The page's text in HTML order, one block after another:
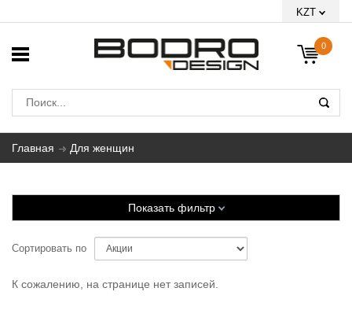
KZT
0
Главная Для женщин
Показать фильтр
Сортировать по
К сожалению, на странице нет записей.